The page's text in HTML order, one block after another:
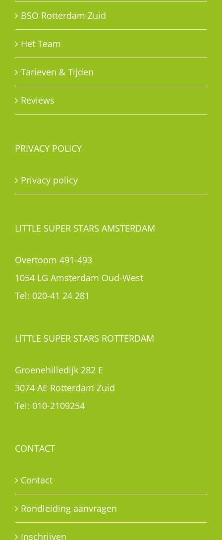
BSO Rotterdam Zuid
Het Team
Tarieven & Tijden
Reviews
PRIVACY POLICY
Privacy policy
LITTLE SUPER STARS AMSTERDAM
Overtoom 491-493
1054 LG Amsterdam Oud-West
Tel: 020-41 24 281
LITTLE SUPER STARS ROTTERDAM
Groenehilledijk 282 E
3074 AE Rotterdam Zuid
Tel: 010-2109254
CONTACT
Contact
Rondleiding aanvragen
Inschrijven